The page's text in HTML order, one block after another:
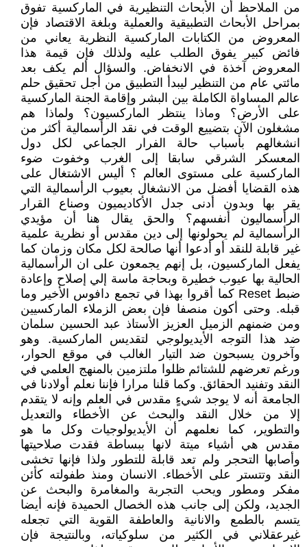
من الملاحظ أن ‏الأبحاث التنظيرية في الماركسية تفوق
بمراحل الأبحاث التطبيقية والعملية ‏وبلغة الاقتصاد فإن
المعروض من الكتابات الماركسية النظرية يعاني من
فائض كبير يفوق الطلب عليه ولذلك فإن قيمة هذا
المعروض آخذة في الانخفاض. والسؤال ألم يكف بعد
مائتي عام من التنظير ليبدأ التطبيق من أجل تحقيق حلم
عالم المساواة الكاملة بين البشر وإقامة الجنة الماركسية
على الأرض؟ وماذا ينتظر الماركسيون؟ ولماذا هم
مشغلون الآن بتضييع الوقت في نقد الرأسمالية أكثر من
انشغالهم بأسباب حالة الفرار الجماعي لكل دول
المعسكر الشرقي سابقا إلى الغرب وخفوت ضوء
الماركسية على مستوى العالم ؟ أليس الاشتغال على
هذه القضايا أفضل من الانشغال بعيوب الرأسمالية التي
يقر بها وبدون أدنى جدل الأكاديميون وصناع القرار
الرأسماليون أنفسهم؟ والحق يقال هنا أن مؤيدي
الرأسمالية لم يحولونها إلى دين مقدس أو نظرية علمية
غير قابلة للنقد أو أدعوا أنها صالحة لكل مكان وزمان كما
يفعل الماركسيون، بل إنهم يجمعون على ان الرأسمالية
الحالية بها عيوب خطيرة وبحاجة ماسة إلي إصلاح وإعادة
ضبط Reset كما أقروا بهذا في تجمع دافوس الأخير وما
قبله. ‏وحتى أكون منصفا فإن بعض الزملاء الماركسيين
ومن ضمنهم الزميل العزيز الأستاذ عبد الحسين سلمان
ضد هذا التوجه الأيديولوجي لتقديس الماركسية. وهو
وآخرون يسبحون ضد التيار الغالب في موقع الحوار،
ورغم تعرضهم للشتائم ظلوا ملتزمين بالمنهج العلمي في
النقد وتفنيد الحقائق. وكما قلنا مرارا فإننا نعلم أولادنا في
الجامعة أنه لا يوجد شيءٍ مقدس في العلم وإنه لا يتقدم
إلا من خلال النقد والبحث عن الأخطاء والتعديل
والتطوير، كما نعلمهم أن الأيديولوجيات وكل ما هو
مقدس هي أشياء ميتة لانها ببساطة فقدت صلاحيتها
وأصابها التحجر ولم تعد قابلة للتطور ولذا فإنها تخشى
النقد وتتستر على الأخطاء. الانسان ومنذ طفولته كأئن
مفكر ومطور ويحب التجربة والمغامرة والبحث عن
الجديد، ولكن إلى جانب هذه الخصال الحميدة فإنه أيضا
يتسم بالطمع والانانية والعاطفة القوية التي تجعله
غيرعقلاني في الكثير من سلوكياته، وبالنتيجة فإن